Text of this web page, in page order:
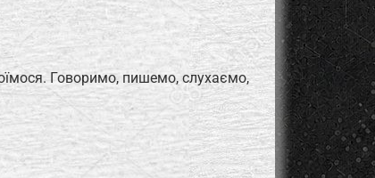
Говоримо, пишемо, слухаємо,